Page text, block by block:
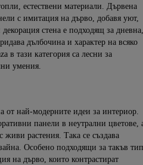
естествени материали. Дървена
с имитация на дърво, добавя уют,
стена е подходящ за дневна,
дълбочина и характер на всяко
в тази категория са лесни за
умения.
от най-модерните идеи за интериор.
панели в неутрални цветове,
живи растения. Така се създава
Особено подходящи за такъв тип
на дърво, които контрастират